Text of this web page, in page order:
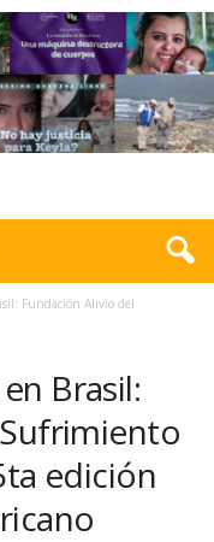
Fundación Alivio del
Brasil:
edición